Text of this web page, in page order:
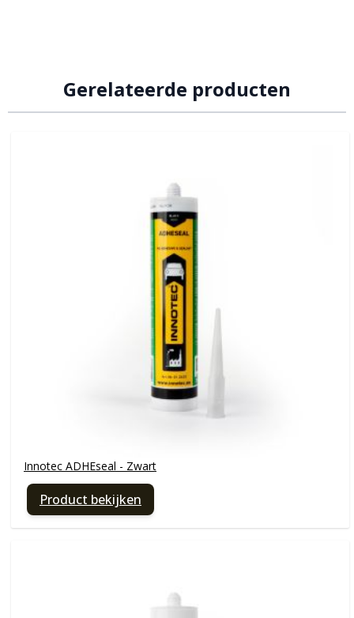
Gerelateerde producten
Innotec ADHEseal - Zwart
Product bekijken